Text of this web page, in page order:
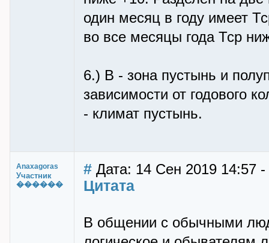
один месяц в году имеет
во все месяцы года Тср
6.) B - зона пустынь и
зависимости от годового
- климат пустынь.
Anaxagoras
Участник
������
# Дата: 14 Сен 2019 14:57
Цитата
В общении с обычными